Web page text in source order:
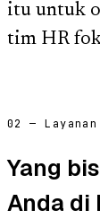
itu untuk
tim HR
02 — Layanan
Yang
Anda di